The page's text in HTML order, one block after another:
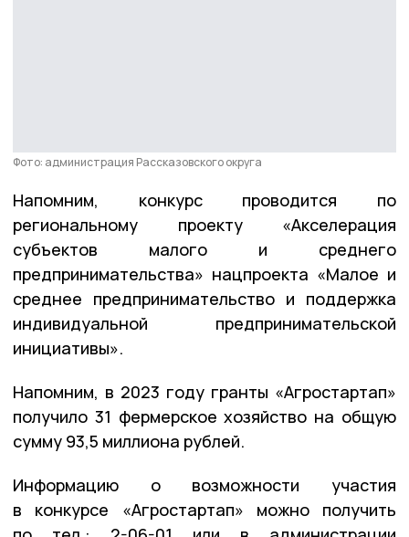
Фото: администрация Рассказовского округа
Напомним, конкурс проводится по
региональному проекту «Акселерация
субъектов малого и среднего
предпринимательства» нацпроекта «Малое и
среднее предпринимательство и поддержка
индивидуальной предпринимательской
инициативы».
Напомним, в 2023 году гранты «Агростартап»
получило 31 фермерское хозяйство на общую
сумму 93,5 миллиона рублей.
Информацию о возможности участия
в конкурсе «Агростартап» можно получить